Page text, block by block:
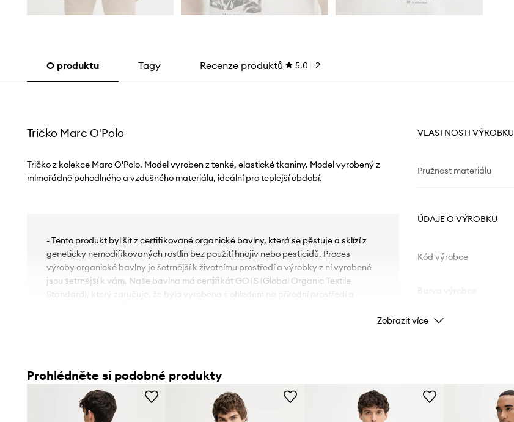
O produktu Tagy Recenze produktů 5.0 2
Tričko Marc O'Polo
Tričko z kolekce Marc O'Polo. Model vyroben z tenké, elastické tkaniny. Model vyrobený z
mimořádně pohodlného a vzdušného materiálu, ideální pro teplejší období.
- Tento produkt byl šit z certifikované organické bavlny, která se pěstuje a sklízí z
geneticky nemodifikovaných rostlin bez použití hnojiv nebo pesticidů. Proces
výroby organické bavlny je šetrnější k životnímu prostředí a výrobky z ní vyrobené
jsou šetrnější k vám. Naše bavlna má certifikát GOTS (Global Organic Textile
Standard), který zaručuje, že byla vyrobena s ohledem na přírodní prostředí a
VLASTNOSTI VÝROBKU
Pružnost materiálu
ÚDAJE O VÝROBKU
Kód výrobce
Barva
ID produktu
Zobrazit více
Prohlédněte si podobné produkty